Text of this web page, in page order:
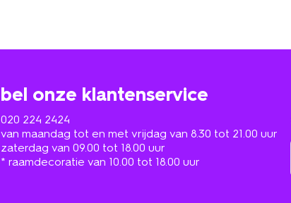
bel onze klantenservice
020 224 2424
van maandag tot en met vrijdag van 8.30 tot 21.00 uur
zaterdag van 09.00 tot 18.00 uur
* raamdecoratie van 10.00 tot 18.00 uur